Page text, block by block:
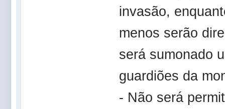
invasão,
menos serão
será sumonado
guardiões da
- Não será